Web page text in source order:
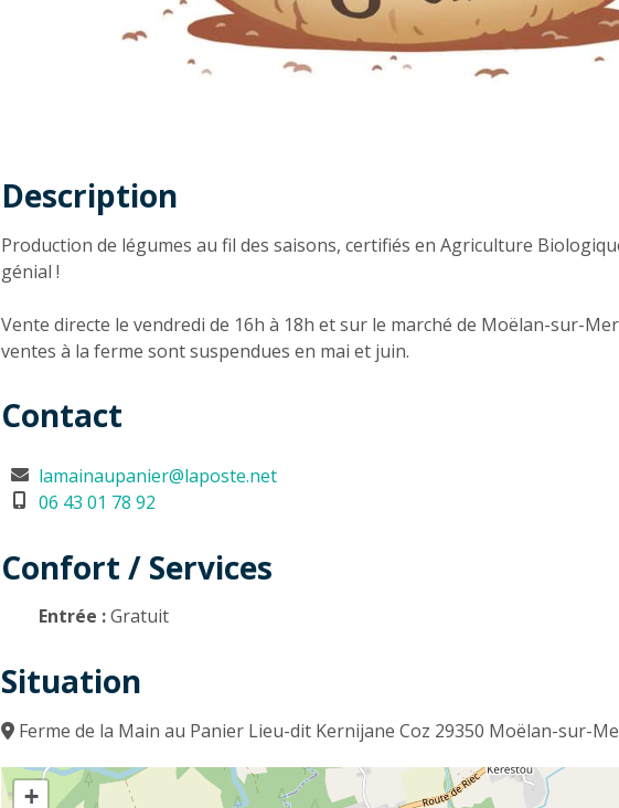
Description
Description
Production de légumes au fil des saisons, certifiés en Agriculture
génial !
Vente directe le vendredi de 16h à 18h et sur le marché de Moëlan-sur-
ventes à la ferme sont suspendues en mai et juin.
Contact
lamainaupanier@laposte.net
06 43 01 78 92
Confort / Services
Entrée :Gratuit
Situation
Ferme de la Main au Panier Lieu-dit Kernijane Coz 29350 Moëlan-sur-
+